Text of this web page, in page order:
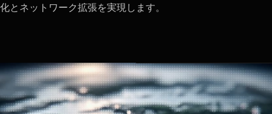
化とネットワーク拡張を実現します。